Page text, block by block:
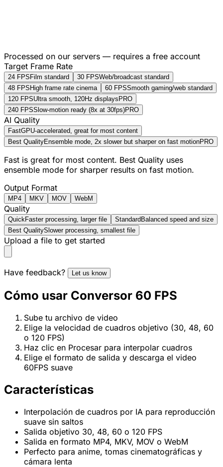
Processed on our servers — requires a free account
Target Frame Rate
24 FPS Film standard 30 FPSWeb/broadcast standard
48 FPS High frame rate cinema 60 FPSSmooth gaming/web standard
120 FPSUltra smooth, 120Hz displays PRO
240 FPSSlow-motion ready (8x at 30fps)PRO
AI Quality
FastGPU-accelerated, great for most content
Best QualityEnsemble mode, 2x slower but sharper on fast motionPRO
Fast is great for most content. Best Quality uses
ensemble mode for sharper results on fast motion.
Output Format
MP4 MKV MOV WebM
Quality
Quick Faster processing, larger file Standard Balanced speed and size
Best QualitySlower processing, smallest file
Upload a file to get started
Have feedback? Let us know
Cómo usar Conversor 60 FPS
Sube tu archivo de video
Elige la velocidad de cuadros objetivo (30, 48, 60
o 120 FPS)
Haz clic en Procesar para interpolar cuadros
Elige el formato de salida y descarga el video
60FPS suave
Características
Interpolación de cuadros por IA para reproducción
suave sin saltos
Salida objetivo 30, 48, 60 o 120 FPS
Salida en formato MP4, MKV, MOV o WebM
Perfecto para anime, tomas cinematográficas y
cámara lenta